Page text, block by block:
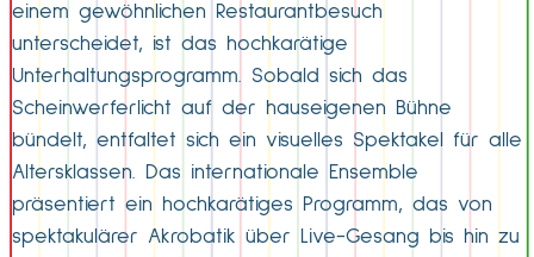
einem gewöhnlichen Restaurantbesuch
unterscheidet, ist das hochkarätige
Unterhaltungsprogramm. Sobald sich das
Scheinwerferlicht auf der hauseigenen Bühne
bündelt, entfaltet sich ein visuelles Spektakel für alle
Altersklassen. Das internationale Ensemble
präsentiert ein hochkarätiges Programm, das von
spektakulärer Akrobatik über Live-Gesang bis hin zu